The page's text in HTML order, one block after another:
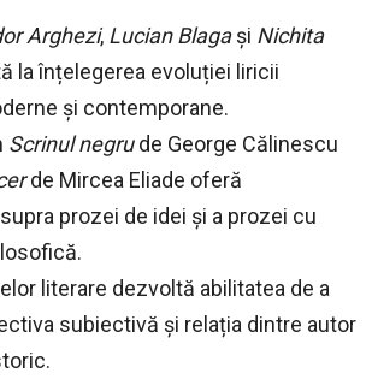
Arghezi, Lucian Blagași Nichita
la înțelegerea evoluției liricii
și contemporane.
Scrinul negrude George Călinescu
de Mircea Eliade oferă
prozei de idei și a prozei cu
literare dezvoltă abilitatea de a
subiectivă și relația dintre autor